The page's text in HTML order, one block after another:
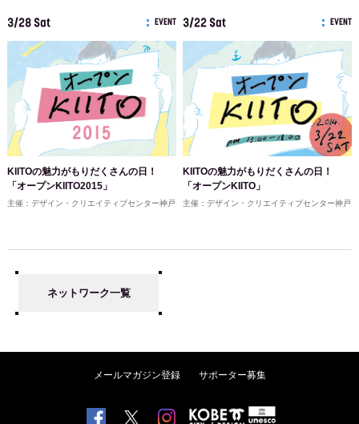
3/28 Sat EVENT
KIITOの魅力がもりだくさんの日！
「オープンKIITO2015」
主催：デザイン・クリエイティブセンター神戸
3/22 Sat EVENT
KIITOの魅力がもりだくさんの日！
「オープンKIITO」
主催：デザイン・クリエイティブセンター神戸
ネットワーク一覧
メールマガジン登録 サポーター募集